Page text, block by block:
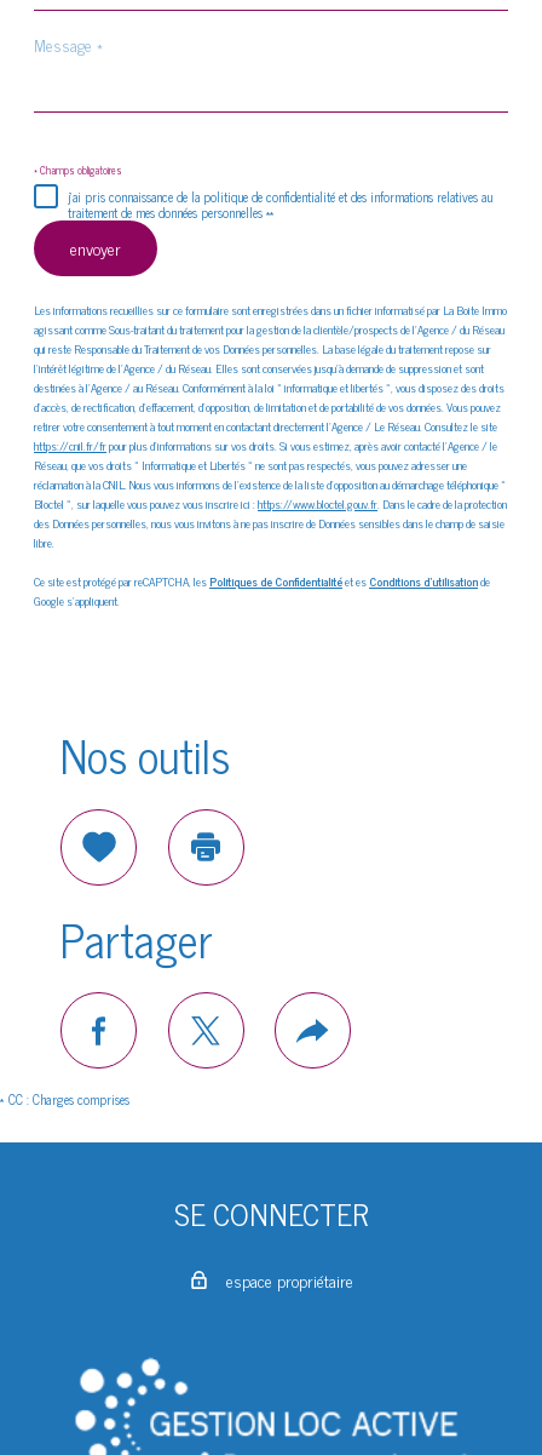
Message
* Champs obligatoires
j'ai pris connaissance de la politique de confidentialité et des informations relatives au
traitement de mes données personnelles **
envoyer
Les informations recueillies sur ce formulaire sont enregistrées dans un fichier informatisé par La Boite Immo
agissant comme Sous-traitant du traitement pour la gestion de la clientèle/prospects de l'Agence / du Réseau
qui reste Responsable du Traitement de vos Données personnelles. La base légale du traitement repose sur
l'intérêt légitime de l'Agence / du Réseau. Elles sont conservées jusqu'à demande de suppression et sont
destinées à l'Agence / au Réseau. Conformément à la loi « informatique et libertés », vous disposez des droits
d’accès, de rectification, d’effacement, d’opposition, de limitation et de portabilité de vos données. Vous pouvez
retirer votre consentement à tout moment en contactant directement l’Agence / Le Réseau. Consultez le site
https://cnil.fr/frpour plus d’informations sur vos droits. Si vous estimez, après avoir contacté l'Agence / le
Réseau, que vos droits « Informatique et Libertés » ne sont pas respectés, vous pouvez adresser une
réclamation à la CNIL. Nous vous informons de l’existence de la liste d'opposition au démarchage téléphonique «
Bloctel », sur laquelle vous pouvez vous inscrire ici :https://www.bloctel.gouv.fr. Dans le cadre de la protection
des Données personnelles, nous vous invitons à ne pas inscrire de Données sensibles dans le champ de saisie
libre.
Ce site est protégé par reCAPTCHA, lesPolitiques de Confidentialitéet esConditions d'utilisationde
Google s'appliquent.
Nos outils
SélectionnerImprimer
Partager
facebooktwitter Plus
de
* CC : Charges comprises
SE CONNECTER
espace propriétaire